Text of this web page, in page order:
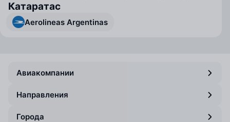
Катаратас
Aerolineas Argentinas
Авиакомпании
Направления
Города